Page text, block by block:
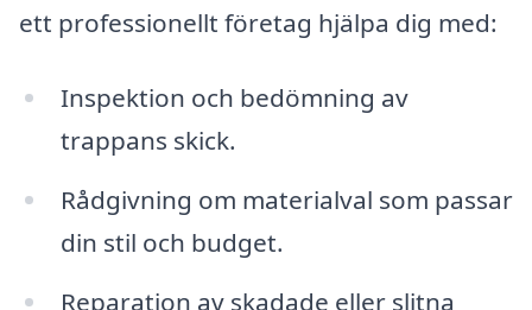
ett professionellt företag hjälpa dig med:
Inspektion och bedömning av
trappans skick.
Rådgivning om materialval som passar
din stil och budget.
Reparation av skadade eller slitna